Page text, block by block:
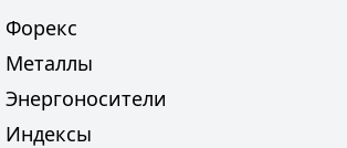
Форекс
Металлы
Энергоносители
Индексы